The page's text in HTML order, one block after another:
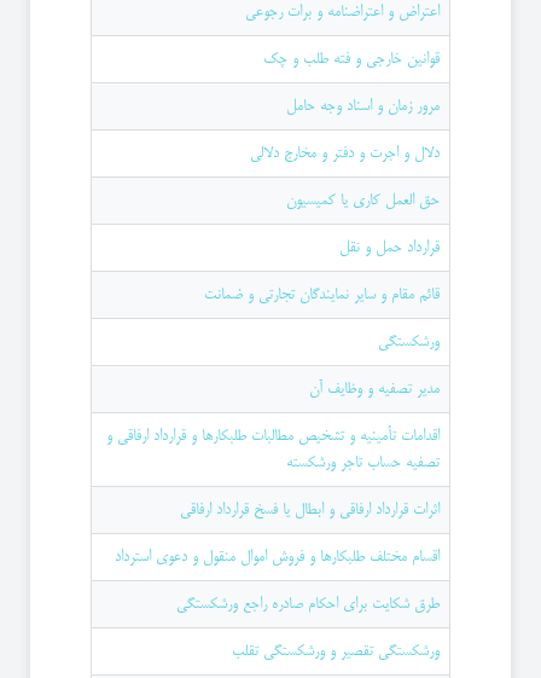
اعتراض و اعتراضنامه و برات رجوعی
قوانین خارجی و فته طلب و چک
مرور زمان و اسناد وجه حامل
دلال و اجرت و دفتر و مخارج دلالی
حق العمل کاری یا کمیسیون
قرارداد حمل و نقل
قائم‌ مقام و سایر نمایندگان تجارتی و ضمانت
ورشکستگی
مدیر تصفیه و وظایف آن
اقدامات تأمینیه و تشخیص مطالبات طلبكارها و قرارداد ارفاقی و
تصفیه حساب تاجر ورشكسته
اثرات قرارداد ارفاقی و ابطال یا فسخ قرارداد ارفاقی
اقسام مختلف طلبکارها و فروش اموال منقول و دعوی استرداد
طرق شكایت برای احكام صادره راجع ورشكستگی
ورشكستگی تقصیر و ورشكستگی تقلب